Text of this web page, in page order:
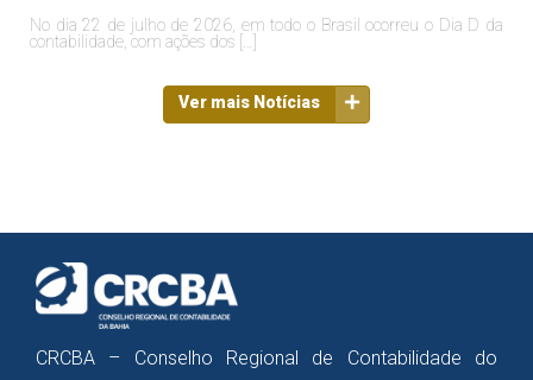
No dia 22 de julho de 2026, em todo o Brasil ocorreu o Dia D da
contabilidade, com ações dos […]
Ver mais Notícias
CRCBA – Conselho Regional de Contabilidade do